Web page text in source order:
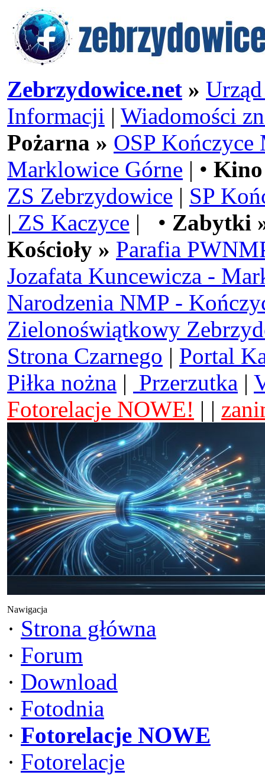
Zebrzydowice.net »
Informacji | Wiadomości
Pożarna » OSP Kończyce
Marklowice Górne | •
ZS Zebrzydowice | SP
| ZS Kaczyce | • Zabytki
Kościoły » Parafia
Jozafata Kuncewicza -
Narodzenia NMP -
Zielonoświątkowy
Strona Czarnego | Portal
Piłka nożna | Przerzutka |
Fotorelacje NOWE! | |
Nawigacja
· Strona główna
· Forum
· Download
· Fotodnia
· Fotorelacje NOWE
· Fotorelacje